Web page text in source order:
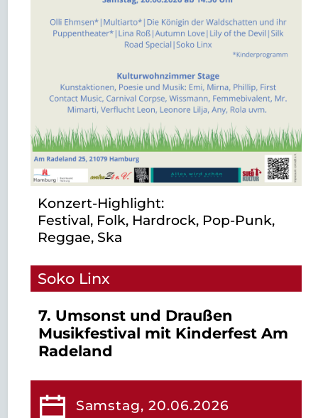
Konzert-Highlight:
Festival, Folk, Hardrock, Pop-Punk,
Reggae, Ska
Soko Linx
7. Umsonst und Draußen
Musikfestival mit Kinderfest Am
Radeland
Samstag, 20.06.2026